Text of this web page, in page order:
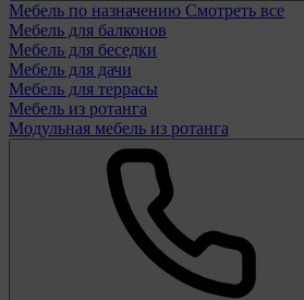
Мебель по назначению Смотреть все
Мебель для балконов
Мебель для беседки
Мебель для дачи
Мебель для террасы
Мебель из ротанга
Модульная мебель из ротанга